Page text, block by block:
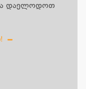
დაელოდოთ